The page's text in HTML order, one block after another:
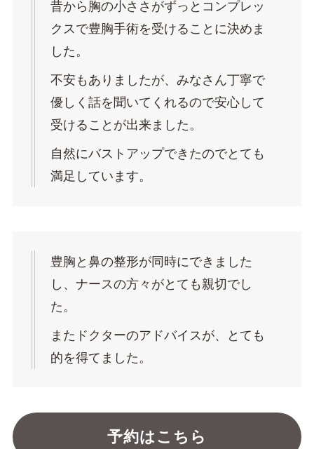
昔から胸の小ささがずっとコンプレッ
クスで豊胸手術を受けることに決めま
した。
不安もありましたが、みなさん丁寧で
優しく話を聞いてくれるので安心して
受けることが出来ました。
自然にバストアップできたのでとても
満足しています。
豊胸と鼻の整形が同時にできました
し、ナースの方々がとても親切でし
た。
またドクターのアドバイスが、とても
的を得てました。
予約はこちら